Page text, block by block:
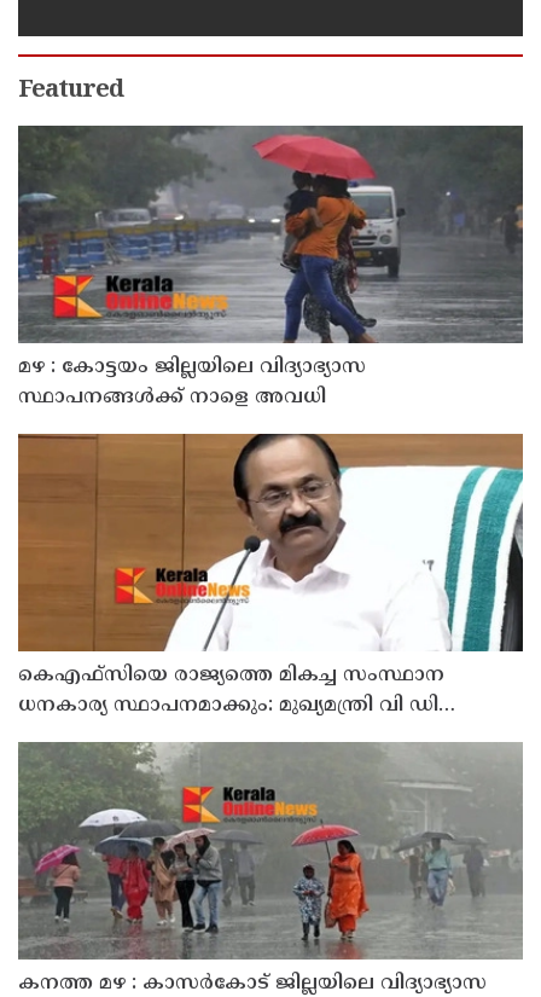
Featured
മഴ : കോട്ടയം ജില്ലയിലെ വിദ്യാഭ്യാസ
സ്ഥാപനങ്ങൾക്ക് നാളെ അവധി
കെഎഫ്‌സിയെ രാജ്യത്തെ മികച്ച സംസ്ഥാന
ധനകാര്യ സ്ഥാപനമാക്കും: മുഖ്യമന്ത്രി വി ഡി
കനത്ത മഴ : കാസർകോട് ജില്ലയിലെ വിദ്യാഭ്യാസ